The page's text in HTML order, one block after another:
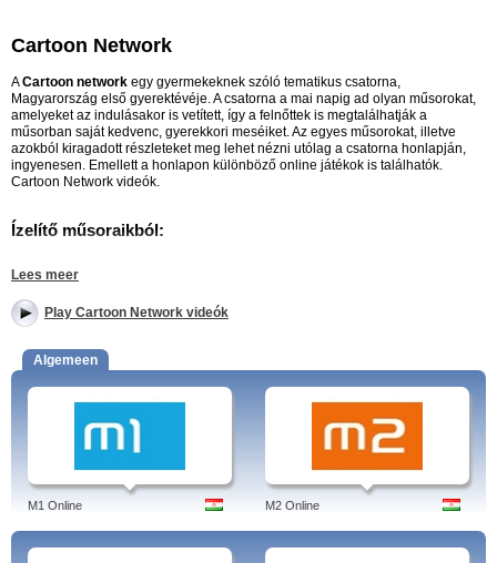
Cartoon Network
ACartoon network egy gyermekeknek szóló tematikus csatorna,
Magyarország első gyerektévéje. A csatorna a mai napig ad olyan műsorokat,
amelyeket az indulásakor is vetített, így a felnőttek is megtalálhatják a
műsorban saját kedvenc, gyerekkori meséiket. Az egyes műsorokat, illetve
azokból kiragadott részleteket meg lehet nézni utólag a csatorna honlapján,
ingyenesen. Emellett a honlapon különböző online játékok is találhatók.
Cartoon Network videók.
Ízelítő műsoraikból:
kölyök korában az idős és nagylelkű, Muriel vesz magához. Muriel háza táján
a legkülönfélébb gonosz teremtmények bukkannak fel, de Bátor hűségesen
megvédi gazdáját és esze lévén legyőzi a furcsa ellenségeket. Cartoon
Network.
Boci és pipi:1997-ben bemutatott, színes amerikai televíziós rajzfilmsorozat,
amely egy tehénről és egy tyúkról szól. A szürreális és humoros rajzfilm a
felnőtteknek is remek szórakozást nyújt. Cartoon Network online.
Dexter laboratóriuma:
Dexter, az alacsony, vörös hajú és szemüveges kisfiú
titkos laboratóriumot épít a házukban, amiről a szülei nem tudnak. A
Dexter szinte minden fontos tudományos problémát képes megoldani. Cartoon
Network - Dexter online.
Tom és Jerry:Igazi, klasszikus rajzfilm, amit mindenki ismer. Az epizódok
középpontjában rendszerint Tomnak Jerry elfogására irányuló sikertelen
Lees meer
Play Cartoon Network videók
Algemeen
M1 Online M2 Online